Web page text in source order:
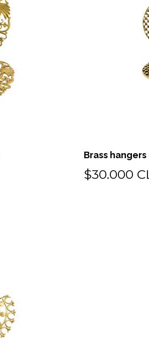
Brass
$30.000